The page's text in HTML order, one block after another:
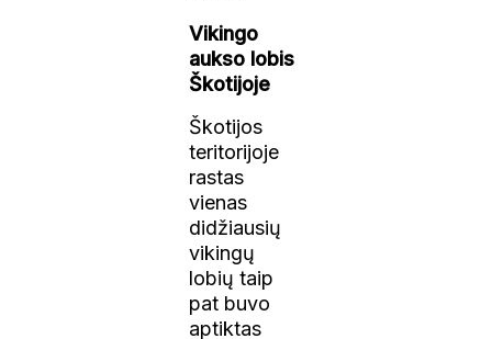
Vikingo
aukso lobis
Škotijoje
Škotijos
teritorijoje
rastas
vienas
didžiausių
vikingų
lobių taip
pat buvo
aptiktas